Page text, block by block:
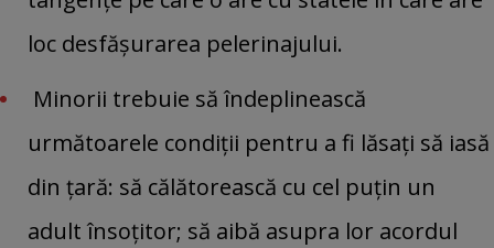
loc desfăşurarea pelerinajului.
Minorii trebuie să îndeplinească
următoarele condiţii pentru a fi lăsaţi să iasă
din ţară: să călătorească cu cel puţin un
adult însoţitor; să aibă asupra lor acordul